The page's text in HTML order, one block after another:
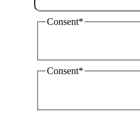
Consent*
Consent*